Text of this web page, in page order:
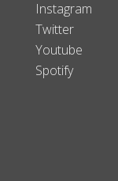
Instagram
Twitter
Youtube
Spotify